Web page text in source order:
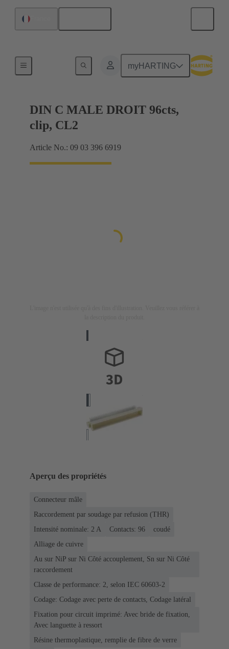
myHARTING
Raccordement carte mère à carte fille
DIN C MALE DROIT 96cts,
clip, CL2
Article No.: 09 03 396 6919
Aperçu des propriétés
Connecteur mâle
Raccordement par soudage par refusion (THR)
Intensité nominale: ‌2 A
Contacts: 96
coudé
Alliage de cuivre
Au sur NiP sur Ni Côté accouplement, Sn sur Ni Côté
raccordement
Classe de performance: 2, selon IEC 60603-2
Codage: Codage avec perte de contacts, Codage latéral
Fixation pour circuit imprimé: Avec bride de fixation,
Avec languette à ressort
Résine thermoplastique, remplie de fibre de verre